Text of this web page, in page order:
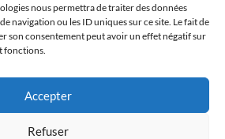
nous permettra de traiter des données
navigation ou les ID uniques sur ce site. Le fait de
son consentement peut avoir un effet négatif sur
fonctions.
Accepter
Refuser